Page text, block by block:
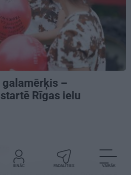
galamērķis –
Rīgas ielu
– jūra: Lauderu ģimenes
IENĀC PADALĪTIES VAIRĀK